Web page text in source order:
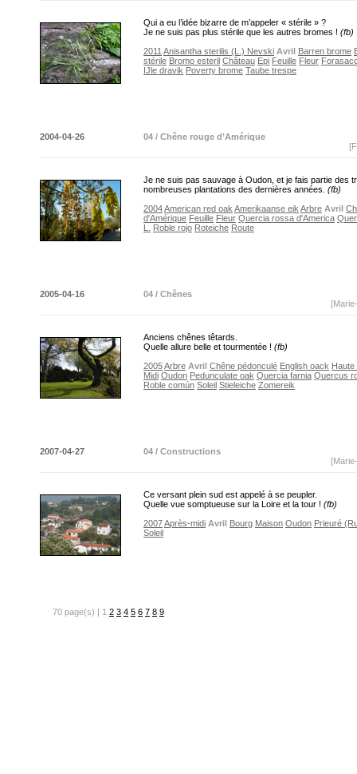
Qui a eu l’idée bizarre de m’appeler « stérile » ?
Je ne suis pas plus stérile que les autres bromes ! (fb)
2011 Anisantha sterilis (L.) Nevski Avril Barren brome
stérile Bromo esteril Château Epi Feuille Fleur
IJle dravik Poverty brome Taube trespe
2004-04-26
04 / Chêne rouge d’Amérique
Je ne suis pas sauvage à Oudon, et je fais partie des
nombreuses plantations des dernières années. (fb)
2004American red oak Amerikaanse eik Arbre Avril
d'Amérique Feuille Fleur Quercia rossa d'America
L.
Roble rojo Roteiche Route
2005-04-16
04 / Chênes
Anciens chênes têtards.
Quelle allure belle et tourmentée ! (fb)
2005Arbre Avril Chêne pédonculé English oack Haute
Midi Oudon Pedunculate oak Quercia farnia Quercus
Roble común Soleil Stieleiche Zomereik
2007-04-27
04 / Constructions
Ce versant plein sud est appelé à se peupler.
Quelle vue somptueuse sur la Loire et la tour ! (fb)
2007Après-midi Avril Bourg Maison Oudon Prieuré
Soleil
70 page(s) | 1 2 3 4 5 6 7 8 9